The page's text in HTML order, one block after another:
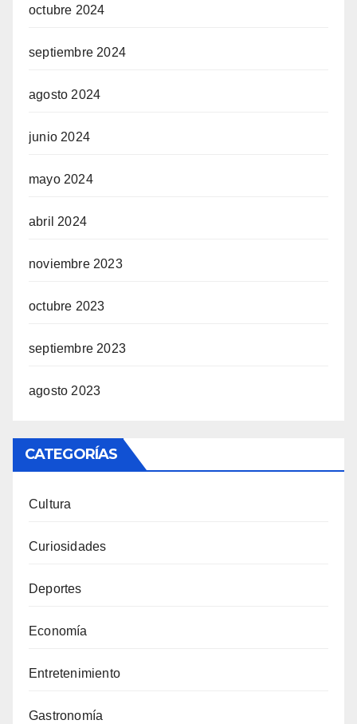
octubre 2024
septiembre 2024
agosto 2024
junio 2024
mayo 2024
abril 2024
noviembre 2023
octubre 2023
septiembre 2023
agosto 2023
CATEGORÍAS
Cultura
Curiosidades
Deportes
Economía
Entretenimiento
Gastronomía